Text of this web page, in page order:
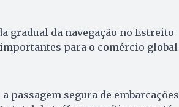
gradual da navegação no Estreito
para o comércio global
passagem segura de embarcações